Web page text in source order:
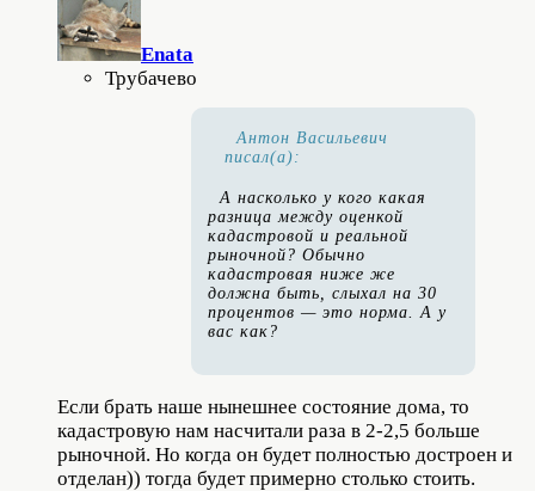
Enata
Трубачево
Антон Васильевич
писал(а):
А насколько у кого какая
разница между оценкой
кадастровой и реальной
рыночной? Обычно
кадастровая ниже же
должна быть, слыхал на 30
процентов — это норма. А у
вас как?
Если брать наше нынешнее состояние дома, то
кадастровую нам насчитали раза в 2-2,5 больше
рыночной. Но когда он будет полностью достроен и
отделан)) тогда будет примерно столько стоить.